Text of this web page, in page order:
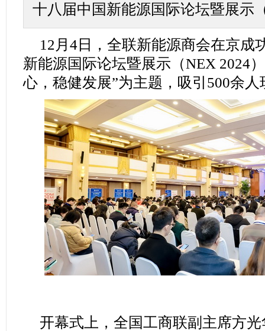
十八届中国新能源国际论坛暨展示
12月4日，全联新能源商会在京成
新能源国际论坛暨展示（NEX 2024
心，稳健发展”为主题，吸引500余人
开幕式上，全国工商联副主席方